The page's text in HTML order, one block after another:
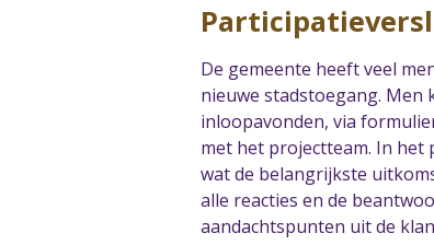
De gemeente heeft veel
nieuwe stadstoegang. Men
inloopavonden, via
met het projectteam. In het
wat de belangrijkste
alle reacties en de
aandachtspunten uit de